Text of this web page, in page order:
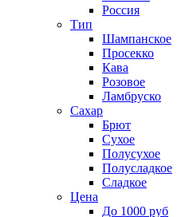
Россия
Тип
Шампанское
Просекко
Кава
Розовое
Ламбруско
Сахар
Брют
Сухое
Полусухое
Полусладкое
Сладкое
Цена
До 1000 руб